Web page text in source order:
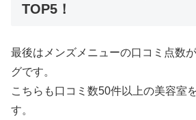
TOP5！
最後はメンズメニューの口コミ点数
グです。
こちらも口コミ数50件以上の美容室
す。